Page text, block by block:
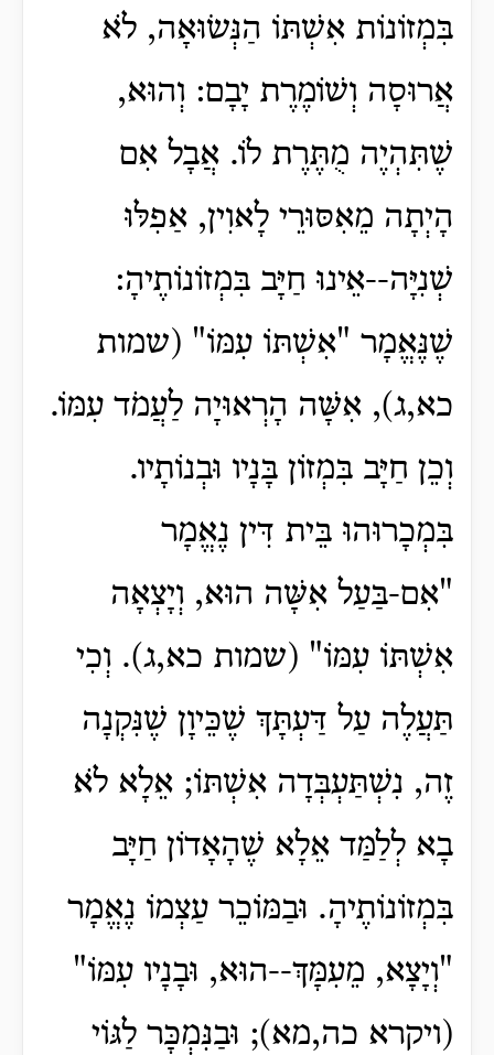
בִּמְזוֹנוֹת אִשְׁתּוֹ הַנְּשׂוּאָה, לֹא
אֲרוּסָה וְשׁוֹמֶרֶת יָבָם: וְהוּא,
שֶׁתִּהְיֶה מֻתֶּרֶת לוֹ. אֲבָל אִם
הָיְתָה מֵאִסּוּרֵי לָאוִין, אַפִלּוּ
שְׁנִיָּה--אֵינוּ חַיָּב בִּמְזוֹנוֹתֶיהָ:
שֶׁנֶּאֱמָר "אִשְׁתּוֹ עִמּוֹ" (שמות
כא,ג), אִשָּׁה הָרְאוּיָה לַעֲמֹד עִמּוֹ.
וְכֵן חַיָּב בִּמְזוֹן בָּנָיו וּבְנוֹתָיו.
בִּמְכָרוּהוּ בֵּית דִּין נֶאֱמָר
"אִם-בַּעַל אִשָּׁה הוּא, וְיָצְאָה
אִשְׁתּוֹ עִמּוֹ" (שמות כא,ג). וְכִי
תַּעֲלֶה עַל דַּעְתָּךְ שֶׁכֵּיוָן שֶׁנִּקְנָה
זֶה, נִשְׁתַּעְבְּדָה אִשְׁתּוֹ; אֵלָא לֹא
בָא לְלַמַּד אֵלָא שֶׁהָאָדוֹן חַיָּב
בִּמְזוֹנוֹתֶיהָ. וּבַמּוֹכֵר עַצְמוֹ נֶאֱמָר
"וְיָצָא, מֵעִמָּךְ--הוּא, וּבָנָיו עִמּוֹ"
(ויקרא כה,מא); וּבַנִּמְכָּר לַגּוֹי